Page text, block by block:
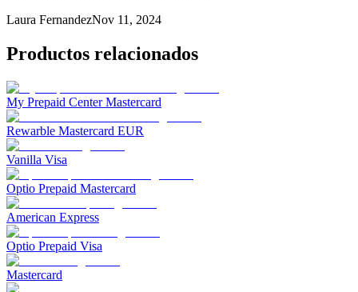
Laura FernandezNov 11, 2024
Productos relacionados
My Prepaid Center Mastercard
Rewarble Mastercard EUR
Vanilla Visa
Optio Prepaid Mastercard
American Express
Optio Prepaid Visa
Mastercard